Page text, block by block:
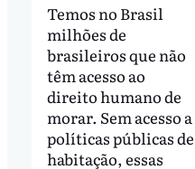
Temos no Brasil
milhões de
brasileiros que não
têm acesso ao
direito humano de
morar. Sem acesso a
políticas públicas de
habitação, essas